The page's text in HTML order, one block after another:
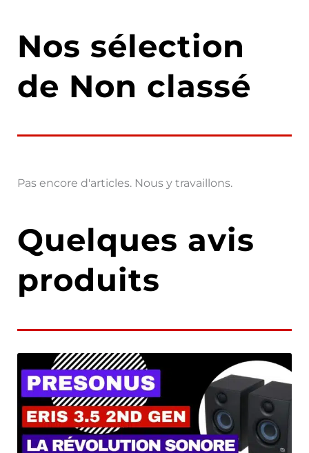
Nos sélection
de Non classé
Pas encore d'articles. Nous y travaillons.
Quelques avis
produits